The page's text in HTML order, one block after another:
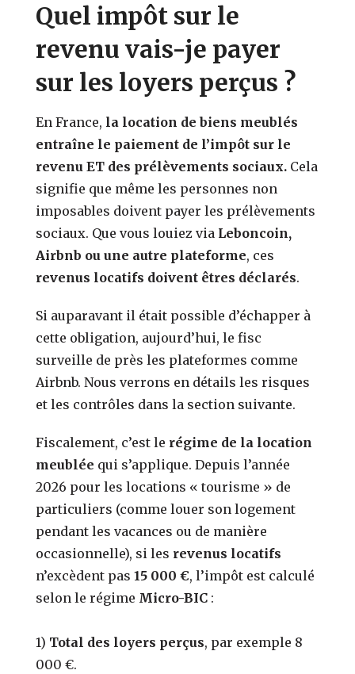
Quel impôt sur le
revenu vais-je payer
sur les loyers perçus ?
En France, la location de biens meublés
entraîne le paiement de l’impôt sur le
revenu ET des prélèvements sociaux. Cela
signifie que même les personnes non
imposables doivent payer les prélèvements
sociaux. Que vous louiez via Leboncoin,
Airbnb ou une autre plateforme, ces
revenus locatifs doivent êtres déclarés.
Si auparavant il était possible d’échapper à
cette obligation, aujourd’hui, le fisc
surveille de près les plateformes comme
Airbnb. Nous verrons en détails les risques
et les contrôles dans la section suivante.
Fiscalement, c’est le régime de la location
meublée qui s’applique. Depuis l’année
2026 pour les locations « tourisme » de
particuliers (comme louer son logement
pendant les vacances ou de manière
occasionnelle), si les revenus locatifs
n’excèdent pas15 000 €, l’impôt est calculé
selon le régime Micro-BIC :
1) Total des loyers perçus, par exemple 8
000 €.